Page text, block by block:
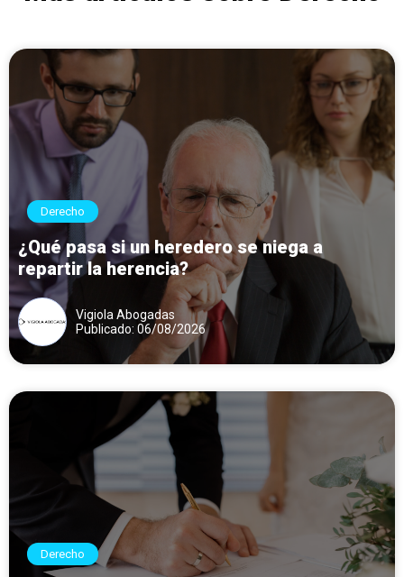
Derecho
¿Qué pasa si un heredero se niega a
repartir la herencia?
Vigiola Abogadas
Publicado: 06/08/2026
Derecho